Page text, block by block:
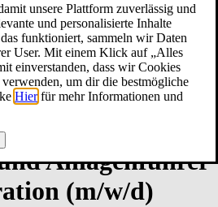
unsere Plattform zuverlässig und
und personalisierte Inhalte
funktioniert, sammeln wir Daten
User. Mit einem Klick auf „Alles
einverstanden, dass wir Cookies
um dir die bestmögliche
Hier für mehr Informationen und
­An­la­gen­füh­rer
(m/w/d)